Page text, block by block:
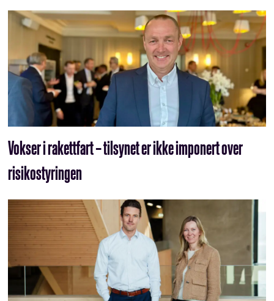
Vokser i rakettfart – tilsynet er ikke imponert over
risikostyringen